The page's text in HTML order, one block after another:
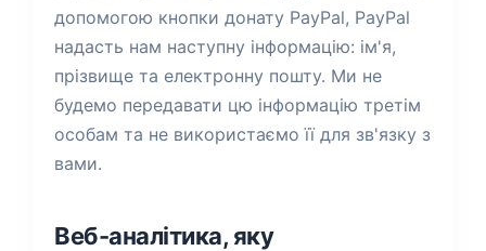
допомогою кнопки донату PayPal, PayPal
надасть нам наступну інформацію: ім'я,
прізвище та електронну пошту. Ми не
будемо передавати цю інформацію третім
особам та не використаємо її для зв'язку з
вами.
Веб-аналітика, яку